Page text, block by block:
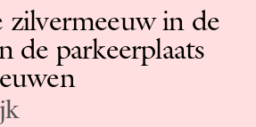
zilvermeeuw in de
de parkeerplaats